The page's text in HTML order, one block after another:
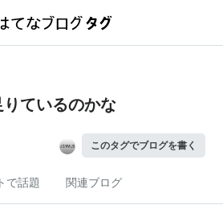
りているのかな
このタグでブログを書く
で話題 関連ブログ